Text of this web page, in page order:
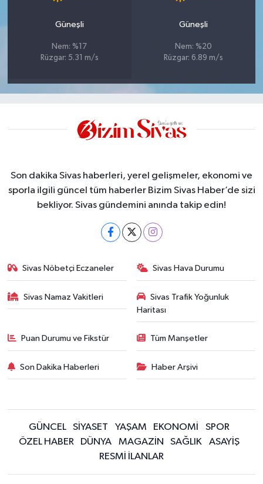
Güneşli
Nem: %17
Rüzgar: 5.31 m/s
Güneşli
Nem: %20
Rüzgar: 6.89 m/s
Son dakika Sivas haberleri, yerel gelişmeler, ekonomi ve
sporla ilgili güncel tüm haberler Bizim Sivas Haber’de sizi
bekliyor. Sivas gündemini anında takip edin!
Sivas Nöbetçi Eczaneler Sivas Hava Durumu
Sivas Namaz Vakitleri
Sivas Trafik Yoğunluk
Haritası
Puan Durumu ve Fikstür Tüm Manşetler
Son Dakika Haberleri Haber Arşivi
GÜNCEL SİYASET YAŞAM EKONOMİ
SPOR
ÖZEL HABER
DÜNYA MAGAZİN SAĞLIK
ASAYİŞ
RESMİ İLANLAR